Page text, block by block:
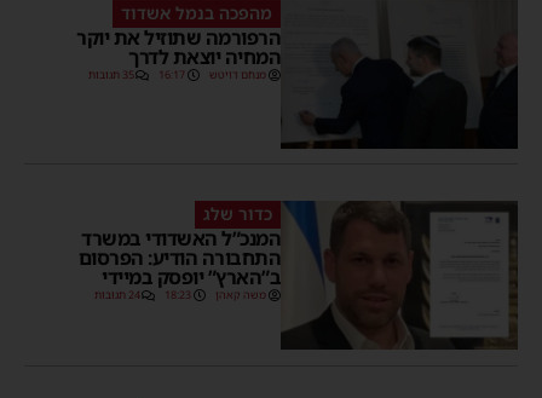
מהפכה בנמל אשדוד
הרפורמה שתוזיל את יוקר
המחיה יוצאת לדרך
מנחם דויטש 16:17 35 תגובות
כדור שלג
המנכ”ל האשדודי במשרד
התחבורה הודיע: הפרסום
ב”הארץ” יופסק במיידי
משה קאהן 18:23 24 תגובות